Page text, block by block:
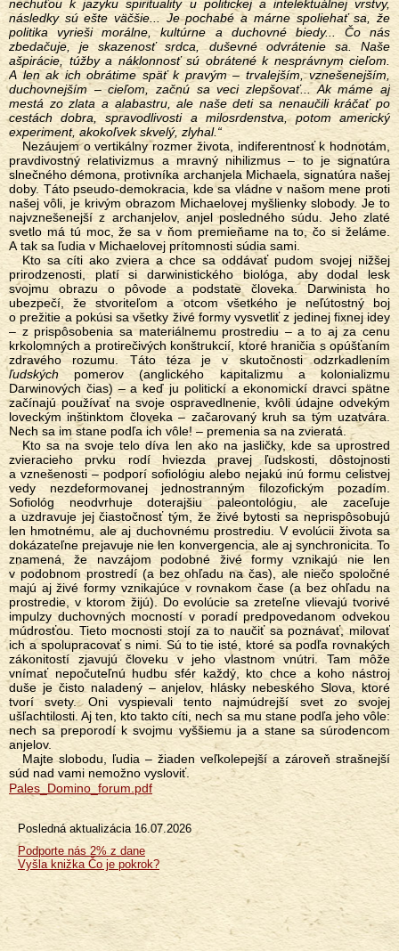
nechuťou k jazyku spirituality u politickej a intelektuálnej vrstvy,
následky sú ešte väčšie... Je pochabé a márne spoliehať sa, že
politika vyrieši morálne, kultúrne a duchovné biedy... Čo nás
zbedačuje, je skazenosť srdca, duševné odvrátenie sa. Naše
ašpirácie, túžby a náklonnosť sú obrátené k nesprávnym cieľom.
A len ak ich obrátime späť k pravým – trvalejším, vznešenejším,
duchovnejším – cieľom, začnú sa veci zlepšovať... Ak máme aj
mestá zo zlata a alabastru, ale naše deti sa nenaučili kráčať po
cestách dobra, spravodlivosti a milosrdenstva, potom americký
experiment, akokoľvek skvelý, zlyhal.“
Nezáujem o vertikálny rozmer života, indiferentnosť k hodnotám,
pravdivostný relativizmus a mravný nihilizmus – to je signatúra
slnečného démona, protivníka archanjela Michaela, signatúra našej
doby. Táto pseudo-demokracia, kde sa vládne v našom mene proti
našej vôli, je krivým obrazom Michaelovej myšlienky slobody. Je to
najvznešenejší z archanjelov, anjel posledného súdu. Jeho zlaté
svetlo má tú moc, že sa v ňom premieňame na to, čo si želáme.
A tak sa ľudia v Michaelovej prítomnosti súdia sami.
Kto sa cíti ako zviera a chce sa oddávať pudom svojej nižšej
prirodzenosti, platí si darwinistického biológa, aby dodal lesk
svojmu obrazu o pôvode a podstate človeka. Darwinista ho
ubezpečí, že stvoriteľom a otcom všetkého je neľútostný boj
o prežitie a pokúsi sa všetky živé formy vysvetliť z jedinej fixnej idey
– z prispôsobenia sa materiálnemu prostrediu – a to aj za cenu
krkolomných a protirečivých konštrukcií, ktoré hraničia s opúšťaním
zdravého rozumu. Táto téza je v skutočnosti odzrkadlením
ľudskýchpomerov (anglického kapitalizmu a kolonializmu
Darwinových čias) – a keď ju politickí a ekonomickí dravci spätne
začínajú používať na svoje ospravedlnenie, kvôli údajne odvekým
loveckým inštinktom človeka – začarovaný kruh sa tým uzatvára.
Nech sa im stane podľa ich vôle! – premenia sa na zvieratá.
Kto sa na svoje telo díva len ako na jasličky, kde sa uprostred
zvieracieho prvku rodí hviezda pravej ľudskosti, dôstojnosti
a vznešenosti – podporí sofiológiu alebo nejakú inú formu celistvej
vedy nezdeformovanej jednostranným filozofickým pozadím.
Sofiológ neodvrhuje doterajšiu paleontológiu, ale zaceľuje
a uzdravuje jej čiastočnosť tým, že živé bytosti sa neprispôsobujú
len hmotnému, ale aj duchovnému prostrediu. V evolúcii života sa
dokázateľne prejavuje nie len konvergencia, ale aj synchronicita. To
znamená, že navzájom podobné živé formy vznikajú nie len
v podobnom prostredí (a bez ohľadu na čas), ale niečo spoločné
majú aj živé formy vznikajúce v rovnakom čase (a bez ohľadu na
prostredie, v ktorom žijú). Do evolúcie sa zreteľne vlievajú tvorivé
impulzy duchovných mocností v poradí predpovedanom odvekou
múdrosťou. Tieto mocnosti stojí za to naučiť sa poznávať, milovať
ich a spolupracovať s nimi. Sú to tie isté, ktoré sa podľa rovnakých
zákonitostí zjavujú človeku v jeho vlastnom vnútri. Tam môže
vnímať nepočuteľnú hudbu sfér každý, kto chce a koho nástroj
duše je čisto naladený – anjelov, hlásky nebeského Slova, ktoré
tvorí svety. Oni vyspievali tento najmúdrejší svet zo svojej
ušľachtilosti. Aj ten, kto takto cíti, nech sa mu stane podľa jeho vôle:
nech sa preporodí k svojmu vyššiemu ja a stane sa súrodencom
anjelov.
Majte slobodu, ľudia – žiaden veľkolepejší a zároveň strašnejší
súd nad vami nemožno vysloviť.
Pales_Domino_forum.pdf
Menu
Posledná aktualizácia 16.07.2026
Podporte nás 2% z dane
Vyšla knižka Čo je pokrok?